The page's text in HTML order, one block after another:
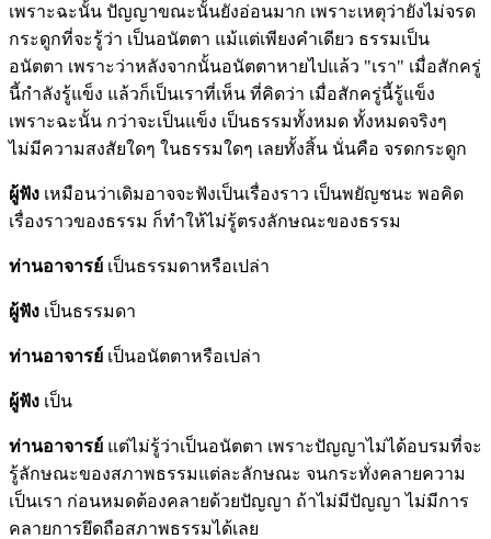
เพราะฉะนั้น ปัญญาขณะนั้นยังอ่อนมาก เพราะเหตุว่ายังไม่จรด
กระดูกที่จะรู้ว่า เป็นอนัตตา แม้แต่เพียงคำเดียว ธรรมเป็น
อนัตตา เพราะว่าหลังจากนั้นอนัตตาหายไปแล้ว "เรา" เมื่อสักครู่
นี้กำลังรู้แข็ง แล้วก็เป็นเราที่เห็น ที่คิดว่า เมื่อสักครู่นี้รู้แข็ง
เพราะฉะนั้น กว่าจะเป็นแข็ง เป็นธรรมทั้งหมด ทั้งหมดจริงๆ
ไม่มีความสงสัยใดๆ ในธรรมใดๆ เลยทั้งสิ้น นั่นคือ จรดกระดูก
ผู้ฟัง เหมือนว่าเดิมอาจจะฟังเป็นเรื่องราว เป็นพยัญชนะ พอคิด
เรื่องราวของธรรม ก็ทำให้ไม่รู้ตรงลักษณะของธรรม
ท่านอาจารย์ เป็นธรรมดาหรือเปล่า
ผู้ฟัง เป็นธรรมดา
ท่านอาจารย์ เป็นอนัตตาหรือเปล่า
ผู้ฟัง เป็น
ท่านอาจารย์ แต่ไม่รู้ว่าเป็นอนัตตา เพราะปัญญาไม่ได้อบรมที่จะ
รู้ลักษณะของสภาพธรรมแต่ละลักษณะ จนกระทั่งคลายความ
เป็นเรา ก่อนหมดต้องคลายด้วยปัญญา ถ้าไม่มีปัญญา ไม่มีการ
คลายการยึดถือสภาพธรรมได้เลย